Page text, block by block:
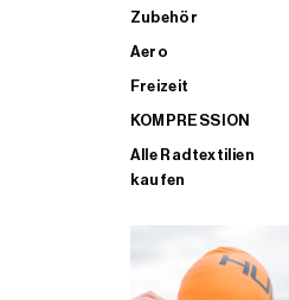
Zubehör
Aero
Freizeit
KOMPRESSION
Alle Radtextilien
kaufen